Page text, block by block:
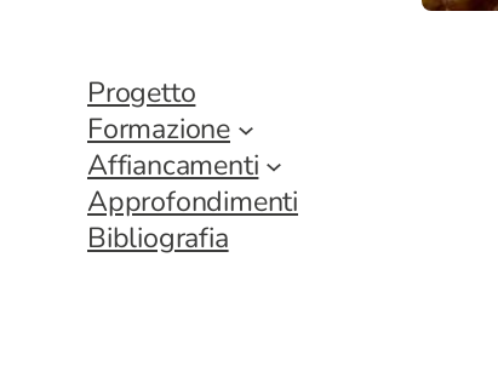
Progetto
Formazione
Affiancamenti
Approfondimenti
Bibliografia